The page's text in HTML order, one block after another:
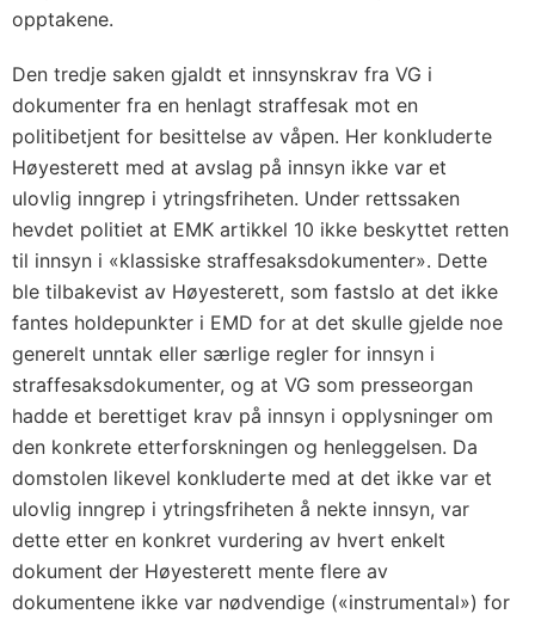
opptakene.
Den tredje saken gjaldt et innsynskrav fra VG i
dokumenter fra en henlagt straffesak mot en
politibetjent for besittelse av våpen. Her konkluderte
Høyesterett med at avslag på innsyn ikke var et
ulovlig inngrep i ytringsfriheten. Under rettssaken
hevdet politiet at EMK artikkel 10 ikke beskyttet retten
til innsyn i «klassiske straffesaksdokumenter». Dette
ble tilbakevist av Høyesterett, som fastslo at det ikke
fantes holdepunkter i EMD for at det skulle gjelde noe
generelt unntak eller særlige regler for innsyn i
straffesaksdokumenter, og at VG som presseorgan
hadde et berettiget krav på innsyn i opplysninger om
den konkrete etterforskningen og henleggelsen. Da
domstolen likevel konkluderte med at det ikke var et
ulovlig inngrep i ytringsfriheten å nekte innsyn, var
dette etter en konkret vurdering av hvert enkelt
dokument der Høyesterett mente flere av
dokumentene ikke var nødvendige («instrumental») for